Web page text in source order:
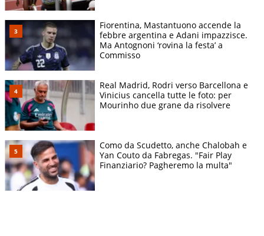
Fiorentina, Mastantuono accende la
febbre argentina e Adani impazzisce.
Ma Antognoni ‘rovina la festa’ a
Commisso
Real Madrid, Rodri verso Barcellona e
Vinicius cancella tutte le foto: per
Mourinho due grane da risolvere
Como da Scudetto, anche Chalobah e
Yan Couto da Fabregas. "Fair Play
Finanziario? Pagheremo la multa"